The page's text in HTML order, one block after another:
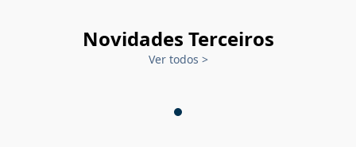
Novidades Terceiros
Ver todos >